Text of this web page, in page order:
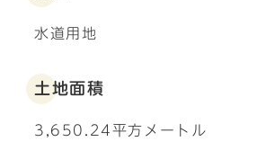
水道用地
土地面積
3,650.24平方メートル